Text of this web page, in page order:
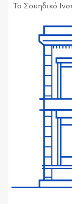
Το Σου­η­δι­κό